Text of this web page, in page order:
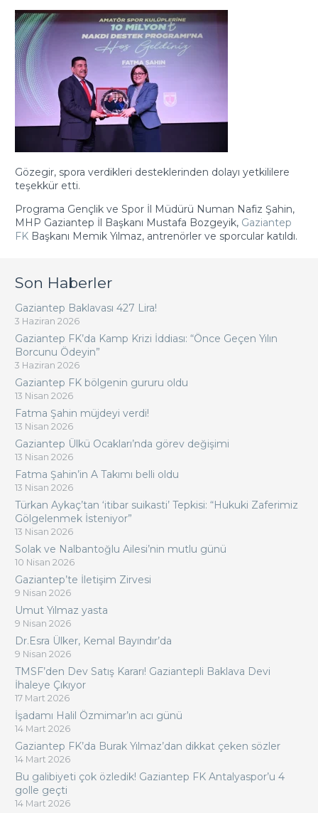
Gözegir, spora verdikleri desteklerinden dolayı yetkililere
teşekkür etti.
Programa Gençlik ve Spor İl Müdürü Numan Nafiz Şahin,
MHP Gaziantep İl Başkanı Mustafa Bozgeyik, Gaziantep
FK Başkanı Memik Yılmaz, antrenörler ve sporcular katıldı.
Son Haberler
Gaziantep Baklavası 427 Lira!
3 Haziran 2026
Gaziantep FK’da Kamp Krizi İddiası: “Önce Geçen Yılın
Borcunu Ödeyin”
3 Haziran 2026
Gaziantep FK bölgenin gururu oldu
13 Nisan 2026
Fatma Şahin müjdeyi verdi!
13 Nisan 2026
Gaziantep Ülkü Ocakları’nda görev değişimi
13 Nisan 2026
Fatma Şahin’in A Takımı belli oldu
13 Nisan 2026
Türkan Aykaç’tan ‘itibar suikasti’ Tepkisi: “Hukuki Zaferimiz
Gölgelenmek İsteniyor”
13 Nisan 2026
Solak ve Nalbantoğlu Ailesi’nin mutlu günü
10 Nisan 2026
Gaziantep’te İletişim Zirvesi
9 Nisan 2026
Umut Yılmaz yasta
9 Nisan 2026
Dr.Esra Ülker, Kemal Bayındır’da
9 Nisan 2026
TMSF’den Dev Satış Kararı! Gaziantepli Baklava Devi
İhaleye Çıkıyor
17 Mart 2026
İşadamı Halil Özmimar’ın acı günü
14 Mart 2026
Gaziantep FK’da Burak Yılmaz’dan dikkat çeken sözler
14 Mart 2026
Bu galibiyeti çok özledik! Gaziantep FK Antalyaspor’u 4
golle geçti
14 Mart 2026